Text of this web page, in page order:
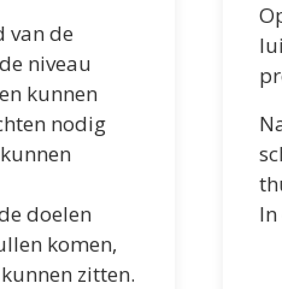
van de
niveau
kunnen
nodig
doelen
komen,
zitten.